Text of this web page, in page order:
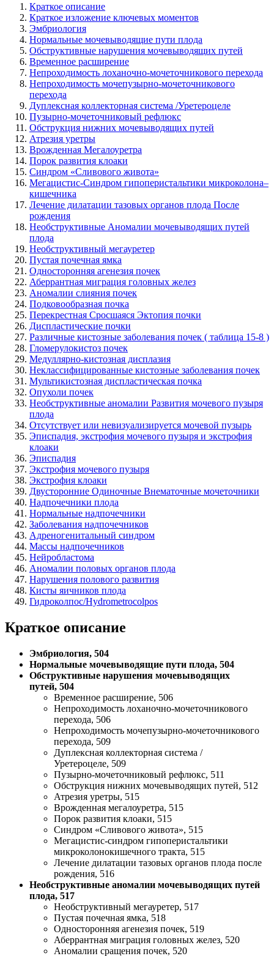
Краткое описание
Краткое изложение ключевых моментов
Эмбриология
Нормальные мочевыводящие пути плода
Обструктивные нарушения мочевыводящих путей
Временное расширение
Непроходимость лоханочно-мочеточникового перехода
Непроходимость мочепузырно-мочеточникового
перехода
Дуплексная коллекторная система /Уретероцеле
Пузырно-мочеточниковый рефлюкс
Обструкция нижних мочевыводящих путей
Атрезия уретры
Врожденная Мегалоуретра
Порок развития клоаки
Синдром «Сливового живота»
Мегацистис-Синдром гипоперистальтики микроколона–
кишечника
Лечение дилатации тазовых органов плода После
рождения
Необструктивные Аномалии мочевыводящих путей
плода
Необструктивный мегауретер
Пустая почечная ямка
Односторонняя агенезия почек
Аберрантная миграция головных желез
Аномалии слияния почек
Подковообразная почка
Перекрестная Сросшаяся Эктопия почки
Диспластические почки
Различные кистозные заболевания почек ( таблица 15-8 )
Гломерулокистоз почек
Медуллярно-кистозная дисплазия
Неклассифицированные кистозные заболевания почек
Мультикистозная диспластическая почка
Опухоли почек
Необструктивные аномалии Развития мочевого пузыря
плода
Отсутствует или невизуализируется мочевой пузырь
Эписпадия, экстрофия мочевого пузыря и экстрофия
клоаки
Эписпадия
Экстрофия мочевого пузыря
Экстрофия клоаки
Двусторонние Одиночные Внематочные мочеточники
Надпочечники плода
Нормальные надпочечники
Заболевания надпочечников
Адреногенитальный синдром
Массы надпочечников
Нейробластома
Аномалии половых органов плода
Нарушения полового развития
Кисты яичников плода
Гидроколпос/Hydrometrocolpos
Краткое описание
Эмбриология, 504
Нормальные мочевыводящие пути плода, 504
Обструктивные нарушения мочевыводящих
путей, 504
Временное расширение, 506
Непроходимость лоханочно-мочеточникового
перехода, 506
Непроходимость мочепузырно-мочеточникового
перехода, 509
Дуплексная коллекторная система /
Уретероцеле, 509
Пузырно-мочеточниковый рефлюкс, 511
Обструкция нижних мочевыводящих путей, 512
Атрезия уретры, 515
Врожденная мегалоуретра, 515
Порок развития клоаки, 515
Синдром «Сливового живота», 515
Мегацистис-синдром гипоперистальтики
микроколонокишечного тракта, 515
Лечение дилатации тазовых органов плода после
рождения, 516
Необструктивные аномалии мочевыводящих путей
плода, 517
Необструктивный мегауретер, 517
Пустая почечная ямка, 518
Односторонняя агенезия почек, 519
Аберрантная миграция головных желез, 520
Аномалии сращения почек, 520